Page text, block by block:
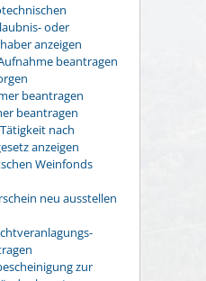
oder
anzeigen
beantragen
beantragen
beantragen
nach
anzeigen
Weinfonds
neu ausstellen
zur